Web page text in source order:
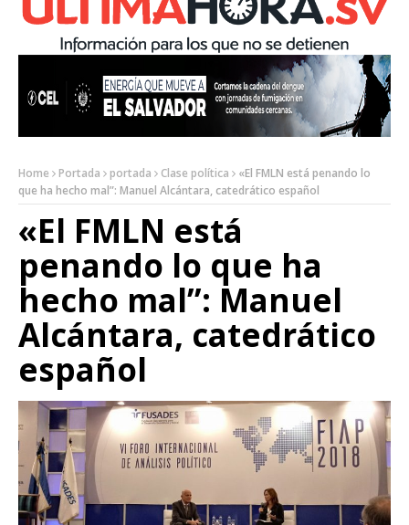
Home Portada portada Clase política
«El FMLN está penando lo
que ha hecho mal”: Manuel Alcántara, catedrático español
«El FMLN está
penando lo que ha
hecho mal”: Manuel
Alcántara, catedrático
español